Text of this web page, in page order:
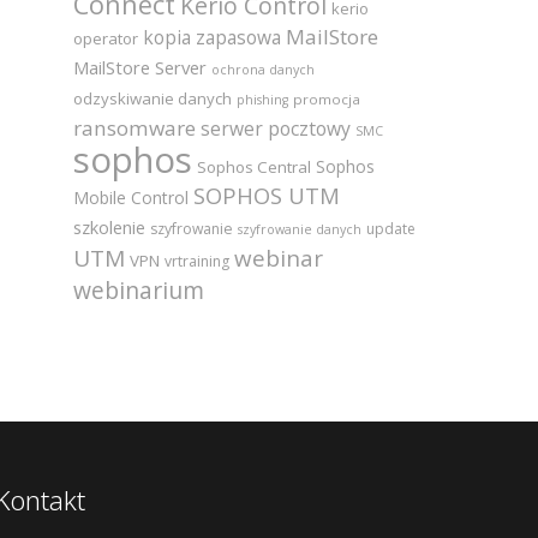
kerio
operator kopia zapasowa MailStore
MailStore Server ochrona danych
odzyskiwanie danych phishing promocja
ransomware serwer pocztowy SMC
sophos Sophos Central Sophos
Mobile Control SOPHOS UTM
szkolenie szyfrowanie szyfrowanie danych update
UTM VPN vrtraining webinar
webinarium